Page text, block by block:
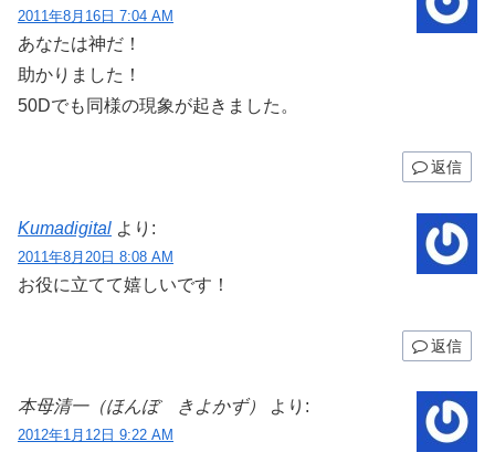
2011年8月16日 7:04 AM
あなたは神だ！
助かりました！
50Dでも同様の現象が起きました。
返信
Kumadigital より:
2011年8月20日 8:08 AM
お役に立てて嬉しいです！
返信
本母清一（ほんぼ きよかず） より:
2012年1月12日 9:22 AM